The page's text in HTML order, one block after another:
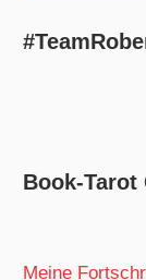
Book-Tarot
Meine